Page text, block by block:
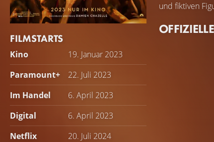
FILMSTARTS
Kino
19. Januar 2023
Paramount+
22. Juli 2023
Im Handel
6. April 2023
Digital
6. April 2023
Netflix
20. Juli 2024
und fiktiven